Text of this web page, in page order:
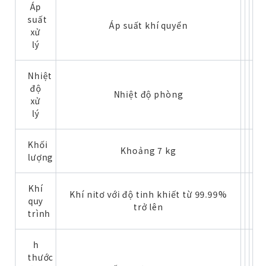
Áp
suất
xử
lý
Áp suất khí quyển
Nhiệt
độ
xử
lý
Nhiệt độ phòng
Khối
lượng
Khoảng 7 kg
Khí
quy
trình
Khí nitơ với độ tinh khiết từ 99.99%
trở lên
h
thước